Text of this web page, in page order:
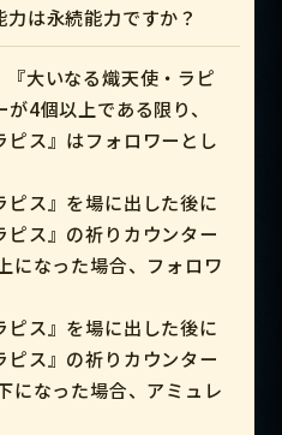
は永続能力ですか？
大いなる熾天使・ラピ
4個以上である限り、
ピス』はフォロワーとし
ピス』を場に出した後に
ピス』の祈りカウンター
になった場合、フォロワ
ピス』を場に出した後に
ピス』の祈りカウンター
になった場合、アミュレ